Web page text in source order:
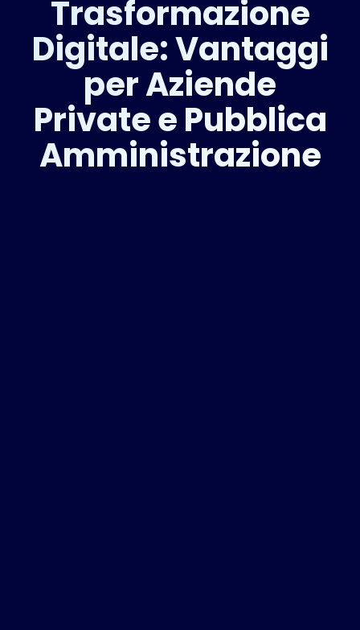
Trasformazione
Digitale: Vantaggi
per Aziende
Private e Pubblica
Amministrazione